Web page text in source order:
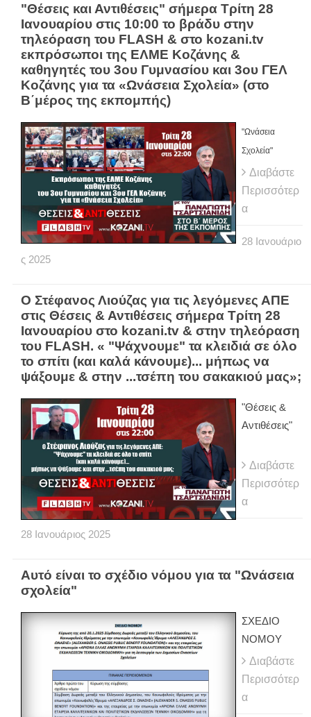
"Θέσεις και Αντιθέσεις" σήμερα Τρίτη 28
Ιανουαρίου στις 10:00 το βράδυ στην
τηλεόραση του FLASH & στο kozani.tv
εκπρόσωποι της ΕΛΜΕ Κοζάνης &
καθηγητές του 3ου Γυμνασίου και 3ου ΓΕΛ
Κοζάνης για τα «Ωνάσεια Σχολεία» (στο
Β΄μέρος της εκπομπής)
"Ωνάσεια
Σχολεία"
Διαβάστε
Περισσότερ
α
28 Ιανουάριο
ς 2025
Ο Στέφανος Λιούζας για τις λεγόμενες ΑΠΕ
στις Θέσεις & Αντιθέσεις σήμερα Τρίτη 28
Ιανουαρίου στο kozani.tv & στην τηλεόραση
του FLASH. « "Ψάχνουμε" τα κλειδιά σε όλο
το σπίτι (και καλά κάνουμε)... μήπως να
ψάξουμε & στην ...τσέπη του σακακιού μας»;
"Θέσεις &
Αντιθέσεις"
Διαβάστε
Περισσότερ
α
28 Ιανουάριος 2025
Αυτό είναι το σχέδιο νόμου για τα "Ωνάσεια
σχολεία"
ΣΧΕΔΙΟ
ΝΟΜΟΥ
Διαβάστε
Περισσότερ
α